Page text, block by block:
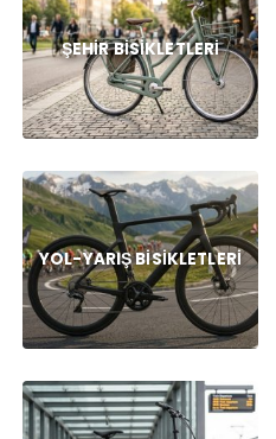
ŞEHIR BISIKLETLERI
YOL-YARIŞ BISIKLETLERI